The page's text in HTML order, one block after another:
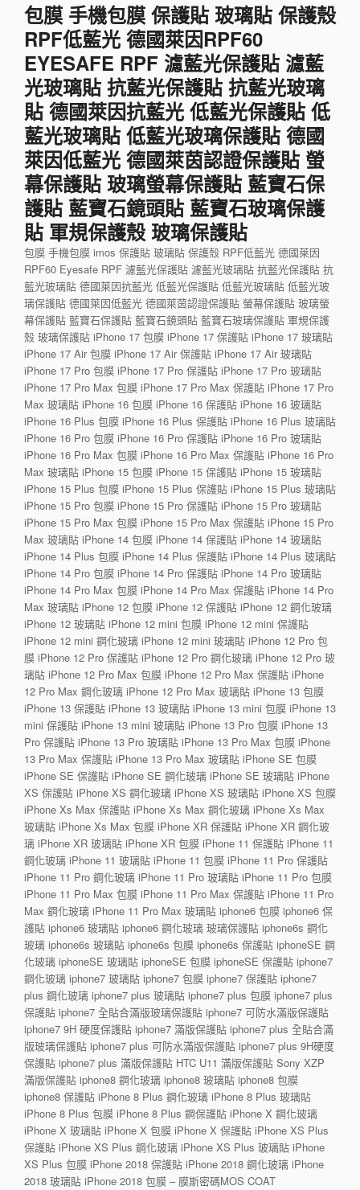
包膜 手機包膜 保護貼 玻璃貼 保護殼
RPF低藍光 德國萊因RPF60
EYESAFE RPF 濾藍光保護貼 濾藍
光玻璃貼 抗藍光保護貼 抗藍光玻璃
貼 德國萊因抗藍光 低藍光保護貼 低
藍光玻璃貼 低藍光玻璃保護貼 德國
萊因低藍光 德國萊茵認證保護貼 螢
幕保護貼 玻璃螢幕保護貼 藍寶石保
護貼 藍寶石鏡頭貼 藍寶石玻璃保護
貼 軍規保護殼 玻璃保護貼
包膜 手機包膜 imos 保護貼 玻璃貼 保護殼 RPF低藍光 德國萊因
RPF60 Eyesafe RPF 濾藍光保護貼 濾藍光玻璃貼 抗藍光保護貼 抗
藍光玻璃貼 德國萊因抗藍光 低藍光保護貼 低藍光玻璃貼 低藍光玻
璃保護貼 德國萊因低藍光 德國萊茵認證保護貼 螢幕保護貼 玻璃螢
幕保護貼 藍寶石保護貼 藍寶石鏡頭貼 藍寶石玻璃保護貼 軍規保護
殼 玻璃保護貼 iPhone 17 包膜 iPhone 17 保護貼 iPhone 17 玻璃貼
iPhone 17 Air 包膜 iPhone 17 Air 保護貼 iPhone 17 Air 玻璃貼
iPhone 17 Pro 包膜 iPhone 17 Pro 保護貼 iPhone 17 Pro 玻璃貼
iPhone 17 Pro Max 包膜 iPhone 17 Pro Max 保護貼 iPhone 17 Pro
Max 玻璃貼 iPhone 16 包膜 iPhone 16 保護貼 iPhone 16 玻璃貼
iPhone 16 Plus 包膜 iPhone 16 Plus 保護貼 iPhone 16 Plus 玻璃貼
iPhone 16 Pro 包膜 iPhone 16 Pro 保護貼 iPhone 16 Pro 玻璃貼
iPhone 16 Pro Max 包膜 iPhone 16 Pro Max 保護貼 iPhone 16 Pro
Max 玻璃貼 iPhone 15 包膜 iPhone 15 保護貼 iPhone 15 玻璃貼
iPhone 15 Plus 包膜 iPhone 15 Plus 保護貼 iPhone 15 Plus 玻璃貼
iPhone 15 Pro 包膜 iPhone 15 Pro 保護貼 iPhone 15 Pro 玻璃貼
iPhone 15 Pro Max 包膜 iPhone 15 Pro Max 保護貼 iPhone 15 Pro
Max 玻璃貼 iPhone 14 包膜 iPhone 14 保護貼 iPhone 14 玻璃貼
iPhone 14 Plus 包膜 iPhone 14 Plus 保護貼 iPhone 14 Plus 玻璃貼
iPhone 14 Pro 包膜 iPhone 14 Pro 保護貼 iPhone 14 Pro 玻璃貼
iPhone 14 Pro Max 包膜 iPhone 14 Pro Max 保護貼 iPhone 14 Pro
Max 玻璃貼 iPhone 12 包膜 iPhone 12 保護貼 iPhone 12 鋼化玻璃
iPhone 12 玻璃貼 iPhone 12 mini 包膜 iPhone 12 mini 保護貼
iPhone 12 mini 鋼化玻璃 iPhone 12 mini 玻璃貼 iPhone 12 Pro 包
膜 iPhone 12 Pro 保護貼 iPhone 12 Pro 鋼化玻璃 iPhone 12 Pro 玻
璃貼 iPhone 12 Pro Max 包膜 iPhone 12 Pro Max 保護貼 iPhone
12 Pro Max 鋼化玻璃 iPhone 12 Pro Max 玻璃貼 iPhone 13 包膜
iPhone 13 保護貼 iPhone 13 玻璃貼 iPhone 13 mini 包膜 iPhone 13
mini 保護貼 iPhone 13 mini 玻璃貼 iPhone 13 Pro 包膜 iPhone 13
Pro 保護貼 iPhone 13 Pro 玻璃貼 iPhone 13 Pro Max 包膜 iPhone
13 Pro Max 保護貼 iPhone 13 Pro Max 玻璃貼 iPhone SE 包膜
iPhone SE 保護貼 iPhone SE 鋼化玻璃 iPhone SE 玻璃貼 iPhone
XS 保護貼 iPhone XS 鋼化玻璃 iPhone XS 玻璃貼 iPhone XS 包膜
iPhone Xs Max 保護貼 iPhone Xs Max 鋼化玻璃 iPhone Xs Max
玻璃貼 iPhone Xs Max 包膜 iPhone XR 保護貼 iPhone XR 鋼化玻
璃 iPhone XR 玻璃貼 iPhone XR 包膜 iPhone 11 保護貼 iPhone 11
鋼化玻璃 iPhone 11 玻璃貼 iPhone 11 包膜 iPhone 11 Pro 保護貼
iPhone 11 Pro 鋼化玻璃 iPhone 11 Pro 玻璃貼 iPhone 11 Pro 包膜
iPhone 11 Pro Max 包膜 iPhone 11 Pro Max 保護貼 iPhone 11 Pro
Max 鋼化玻璃 iPhone 11 Pro Max 玻璃貼 iphone6 包膜 iphone6 保
護貼 iphone6 玻璃貼 iphone6 鋼化玻璃 玻璃保護貼 iphone6s 鋼化
玻璃 iphone6s 玻璃貼 iphone6s 包膜 iphone6s 保護貼 iphoneSE 鋼
化玻璃 iphoneSE 玻璃貼 iphoneSE 包膜 iphoneSE 保護貼 iphone7
鋼化玻璃 iphone7 玻璃貼 iphone7 包膜 iphone7 保護貼 iphone7
plus 鋼化玻璃 iphone7 plus 玻璃貼 iphone7 plus 包膜 iphone7 plus
保護貼 iphone7 全貼合滿版玻璃保護貼 iphone7 可防水滿版保護貼
iphone7 9H 硬度保護貼 iphone7 滿版保護貼 iphone7 plus 全貼合滿
版玻璃保護貼 iphone7 plus 可防水滿版保護貼 iphone7 plus 9H硬度
保護貼 iphone7 plus 滿版保護貼 HTC U11 滿版保護貼 Sony XZP
滿版保護貼 iphone8 鋼化玻璃 iphone8 玻璃貼 iphone8 包膜
iphone8 保護貼 iPhone 8 Plus 鋼化玻璃 iPhone 8 Plus 玻璃貼
iPhone 8 Plus 包膜 iPhone 8 Plus 鋼保護貼 iPhone X 鋼化玻璃
iPhone X 玻璃貼 iPhone X 包膜 iPhone X 保護貼 iPhone XS Plus
保護貼 iPhone XS Plus 鋼化玻璃 iPhone XS Plus 玻璃貼 iPhone
XS Plus 包膜 iPhone 2018 保護貼 iPhone 2018 鋼化玻璃 iPhone
2018 玻璃貼 iPhone 2018 包膜 – 膜斯密碼MOS COAT